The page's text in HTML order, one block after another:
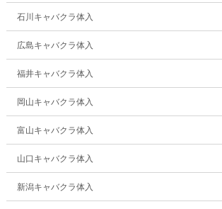
石川キャバクラ体入
広島キャバクラ体入
福井キャバクラ体入
岡山キャバクラ体入
富山キャバクラ体入
山口キャバクラ体入
新潟キャバクラ体入